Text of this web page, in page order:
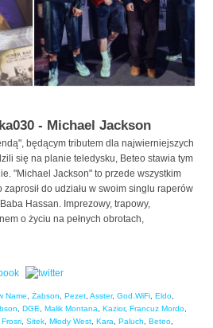
- Michael Jackson
będącym tributem dla najwierniejszych
się na planie teledysku, Beteo stawia tym
"Michael Jackson" to przede wszystkim
do udziału w swoim singlu raperów
Hassan. Imprezowy, trapowy,
o życiu na pełnych obrotach,
Name Żabson Pezet Asster, God.WiFi Eldo
DGE Malik Montana Kazior, Francuz Mordo
Frosri Sitek Młody West Kara Paluch Beteo